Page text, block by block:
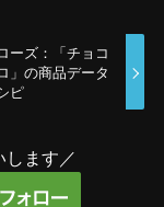
ーズ：「チョコ
」の商品データ
ピ
します／